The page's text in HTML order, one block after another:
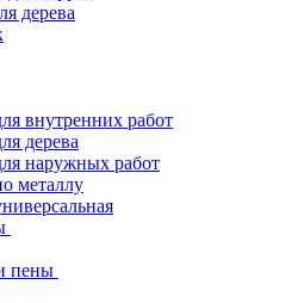
дерева
внутренних работ
дерева
наружных работ
металлу
пены